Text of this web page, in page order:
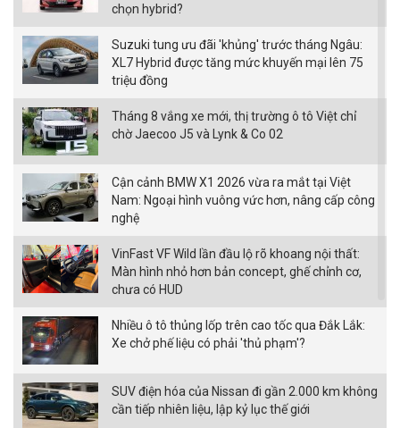
chọn hybrid?
Suzuki tung ưu đãi 'khủng' trước tháng Ngâu:
XL7 Hybrid được tăng mức khuyến mại lên 75
triệu đồng
Tháng 8 vắng xe mới, thị trường ô tô Việt chỉ
chờ Jaecoo J5 và Lynk & Co 02
Cận cảnh BMW X1 2026 vừa ra mắt tại Việt
Nam: Ngoại hình vuông vức hơn, nâng cấp công
nghệ
VinFast VF Wild lần đầu lộ rõ khoang nội thất:
Màn hình nhỏ hơn bản concept, ghế chỉnh cơ,
chưa có HUD
Nhiều ô tô thủng lốp trên cao tốc qua Đắk Lắk:
Xe chở phế liệu có phải 'thủ phạm'?
SUV điện hóa của Nissan đi gần 2.000 km không
cần tiếp nhiên liệu, lập kỷ lục thế giới